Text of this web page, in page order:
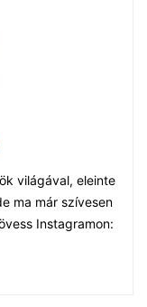
világával, eleinte
ma már szívesen
Instagramon: